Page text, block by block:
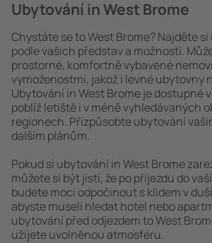
Ubytování in West Brome
Chystáte se to West Brome? Najděte
podle vašich představ a možností.
prostorné, komfortně vybavené
vymoženostmi, jakož i levné ubytovny
Ubytování in West Brome je dostupné
poblíž letiště i v méně vyhledávaných
regionech. Přizpůsobte ubytování
dalším plánům.
Pokud si ubytování in West Brome
můžete si být jisti, že po příjezdu do
budete moci odpočinout s klidem v
abyste museli hledat hotel nebo
ubytování před odjezdem to West
užijete uvolněnou atmosféru.